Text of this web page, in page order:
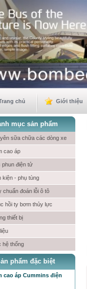
chủ Giới thiệu
mục sản phẩm
sữa chữa các dòng xe
cao áp
phun điện tử
kiện - phụ tùng
chuẩn đoán lỗi ô tô
hồi ty bơm thủy lực
thiết bị
hệ thống
phẩm đặc biệt
cao áp Cummins điện